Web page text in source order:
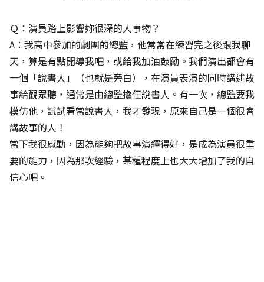
Ｑ：演員路上影響妳很深的人事物？
A：我高中參加的劇團的總監，他常常在練習完之後跟我聊
天，算是有點開導我吧，或給我加油鼓勵。我們演出都會有
一個「說書人」（也就是旁白），在演員表演的同時講述故
事給觀眾聽，通常是由總監擔任說書人。有一次，總監要我
模仿他，試試看當說書人，我才發現，原來自己是一個很會
講故事的人！
當下我很感動，因為能夠把故事演繹得好，是成為演員很重
要的能力，因為那次經驗，某種程度上也大大增加了我的自
信心吧。